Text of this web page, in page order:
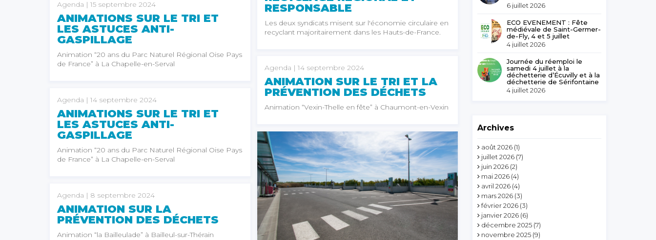
RESPONSABLE
Les deux syndicats misent sur l'économie circulaire en
recyclant majoritairement dans les Hauts-de-France.
Agenda | 15 septembre 2024
ANIMATIONS SUR LE TRI ET
LES ASTUCES ANTI-
GASPILLAGE
Animation “20 ans du Parc Naturel Régional Oise Pays
de France” à La Chapelle-en-Serval
Agenda | 14 septembre 2024
ANIMATION SUR LE TRI ET LA
PRÉVENTION DES DÉCHETS
Animation “Vexin-Thelle en fête” à Chaumont-en-Vexin
Agenda | 14 septembre 2024
ANIMATIONS SUR LE TRI ET
LES ASTUCES ANTI-
GASPILLAGE
Animation “20 ans du Parc Naturel Régional Oise Pays
de France” à La Chapelle-en-Serval
Agenda | 8 septembre 2024
ANIMATION SUR LA
PRÉVENTION DES DÉCHETS
Animation “la Bailleulade” à Bailleul-sur-Thérain
6 juillet 2026
ECO EVENEMENT : Fête
médiévale de Saint-Germer-
de-Fly, 4 et 5 juillet
4 juillet 2026
Journée du réemploi le
samedi 4 juillet à la
déchetterie d’Écuvilly et à la
déchetterie de Sérifontaine
4 juillet 2026
Archives
août 2026 (1)
juillet 2026 (7)
juin 2026 (2)
mai 2026 (4)
avril 2026 (4)
mars 2026 (3)
février 2026 (3)
janvier 2026 (6)
décembre 2025 (7)
novembre 2025 (9)